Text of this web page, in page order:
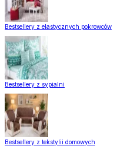
Bestsellery z elastycznych pokrowców
Bestsellery z sypialni
Bestsellery z tekstylii domowych